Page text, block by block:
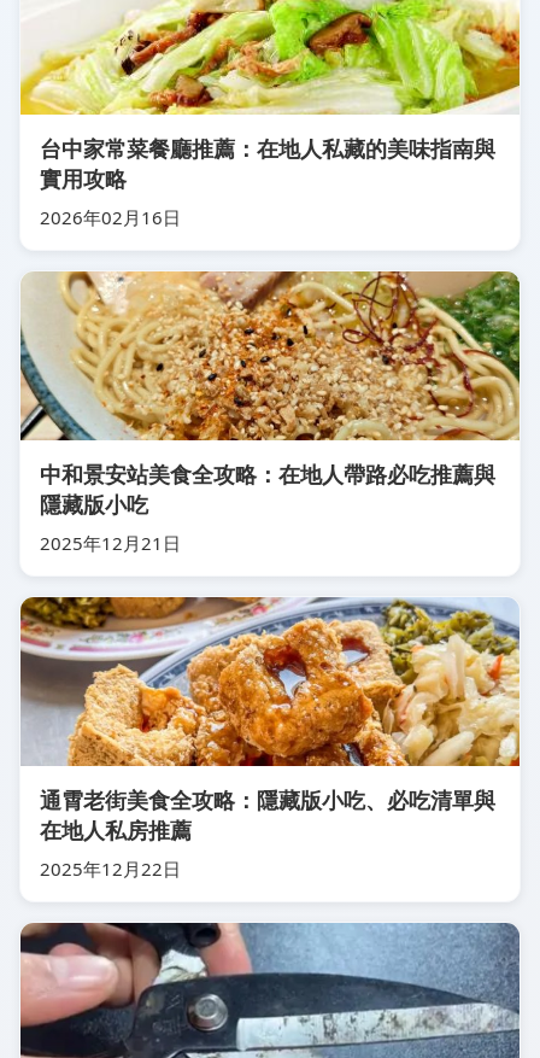
台中家常菜餐廳推薦：在地人私藏的美味指南與
實用攻略
2026年02月16日
中和景安站美食全攻略：在地人帶路必吃推薦與
隱藏版小吃
2025年12月21日
通霄老街美食全攻略：隱藏版小吃、必吃清單與
在地人私房推薦
2025年12月22日